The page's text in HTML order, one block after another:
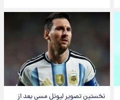
نخستین تصویر لیونل مسی بعد از